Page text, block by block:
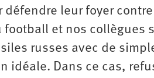
leur foyer
et nos collègues
russes avec de
idéale. Dans ce cas,